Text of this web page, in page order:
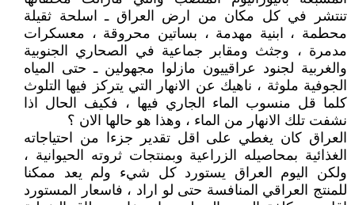
تنتشر في كل مكان من ارض العراق ـ اسلحة ثقيلة
محطمة ، ابنية مهدمة ، بساتين محروقة ، معسكرات
مدمرة ، وجثث ومقابر جماعية في الصحاري الجنوبية
والغربية لجنود عراقييون مازلوا مجهولين ـ حتى المياه
الجوفية ملوثة ، ناهيك عن الانهار التي يتركز فيها التلوث
كلما قل منسوب الماء الجاري فيها ، فكيف الحال اذا
نشفت تلك الانهار من الماء ، وهذا هو حالها الان ؟
العراق كان يغطي على اقل تقدير جزءا من احتياجاته
الغذائية بمحاصيله الزراعية وبمنتجات ثروته الحيوانية ،
ولكن اليوم العراق يستورد كل شيء ولم يعد ممكنا
للمنتج العراقي المنافسة حتى لو اراد ، فاسعار المستورد